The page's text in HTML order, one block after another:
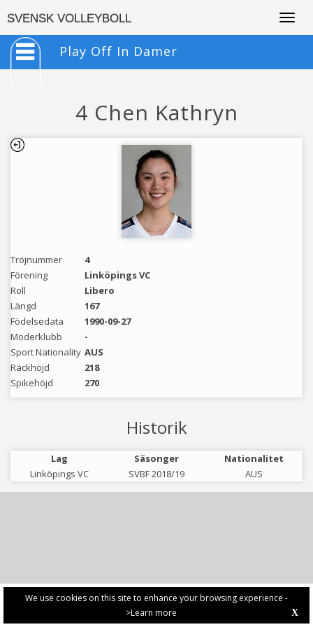
We use cookies on this site to enhance your browsing experience -
>Learn more
X
SVENSK VOLLEYBOLL
Play Off In Damer
4 Chen Kathryn
Tröjnummer
4
Förening
Linköpings VC
Roll
Libero
Längd
167
Födelsedata
1990-09-27
Moderklubb
-
Sport Nationality AUS
Räckhöjd
218
Spikehöjd
270
Historik
Lag Säsonger
Nationalitet
Linköpings VC
SVBF 2018/19 AUS